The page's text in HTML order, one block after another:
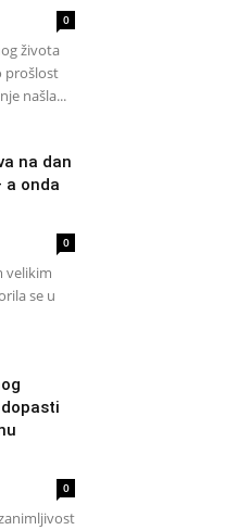
0
života
prošlost
našla...
na dan
a onda
0
velikim
se u
0